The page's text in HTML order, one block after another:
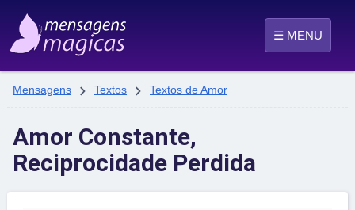
☰ MENU
Mensagens  Textos  Textos de Amor
Amor Constante,
Reciprocidade Perdida